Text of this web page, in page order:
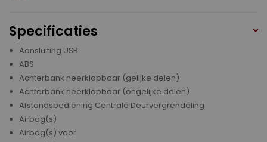
Specificaties
Aansluiting USB
ABS
Achterbank neerklapbaar (gelijke delen)
Achterbank neerklapbaar (ongelijke delen)
Afstandsbediening Centrale Deurvergrendeling
Airbag(s)
Airbag(s) voor